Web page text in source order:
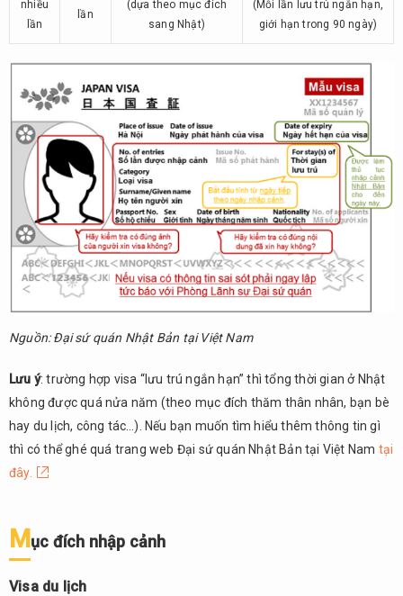
nhiều
lần
lần
(dựa theo mục đích
sang Nhật)
(Mỗi lần lưu trú ngắn hạn,
giới hạn trong 90 ngày)
Nguồn: Đại sứ quán Nhật Bản tại Việt Nam
Lưu ý: trường hợp visa “lưu trú ngắn hạn” thì tổng thời gian ở Nhật
không được quá nửa năm (theo mục đích thăm thân nhân, bạn bè
hay du lịch, công tác…). Nếu bạn muốn tìm hiểu thêm thông tin gì
thì có thể ghé quá trang web Đại sứ quán Nhật Bản tại Việt Nam tại
đây.
Mục đích nhập cảnh
Visa du lịch